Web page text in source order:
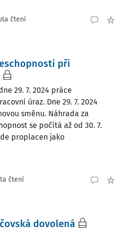
čtení
při
29. 7. 2024 práce
úraz. Dne 29. 7. 2024
směnu. Náhrada za
se počítá až od 30. 7.
proplacen jako
čtení
dovolená